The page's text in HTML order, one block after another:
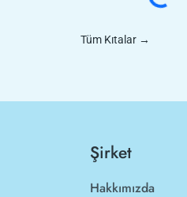
Tüm Kıtalar →
Şirket
Hakkımızda